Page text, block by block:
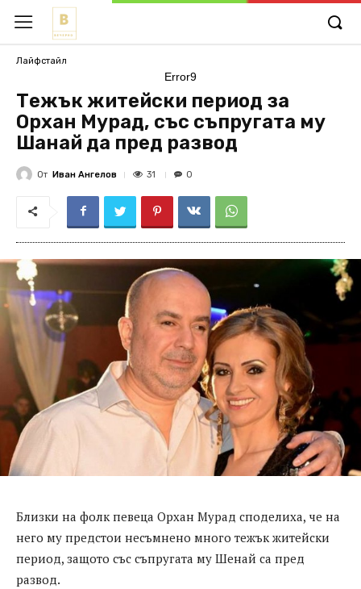
Лайфстайл
Error9
Тежък житейски период за
Орхан Мурад, със съпругата му
Шанай да пред развод
От Иван Ангелов 31 0
Близки на фолк певеца Орхан Мурад споделиха, че на
него му предстои несъмнено много тежък житейски
период, защото със съпругата му Шенай са пред
развод.